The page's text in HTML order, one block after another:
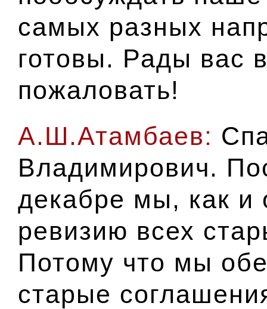
самых разных
готовы. Рады вас
пожаловать!
А.Ш.Атамбаев:
Владимирович.
декабре мы, как и
ревизию всех
Потому что мы
старые